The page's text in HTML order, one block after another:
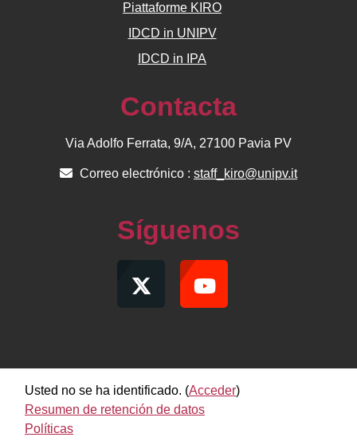
Piattaforme KIRO
IDCD in UNIPV
IDCD in IPA
Contacta
Via Adolfo Ferrata, 9/A, 27100 Pavia PV
Correo electrónico : staff_kiro@unipv.it
Síguenos
Usted no se ha identificado. (Acceder)
Resumen de retención de datos
Políticas